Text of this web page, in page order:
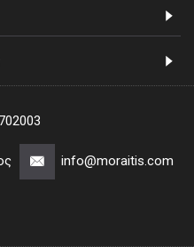
info@moraitis.com